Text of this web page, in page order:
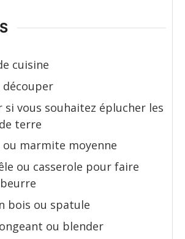
cuisine
découper
si vous souhaitez éplucher les
terre
ou marmite moyenne
ou casserole pour faire
bois ou spatule
ou blender